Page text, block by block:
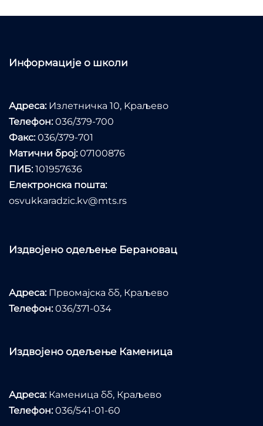
Информације о школи
Адреса:Излетничка 10, Kраљево
Телефон:036/379-700
Факс:036/379-701
Матични број:07100876
ПИБ:101957636
Електронска пошта:
osvukkaradzic.kv@mts.rs
Издвојено одељење Берановац
Адреса:Првомајска бб, Краљево
Телефон:036/371-034
Издвојено одељење Каменица
Адреса:Каменица бб, Краљево
Телефон:036/541-01-60